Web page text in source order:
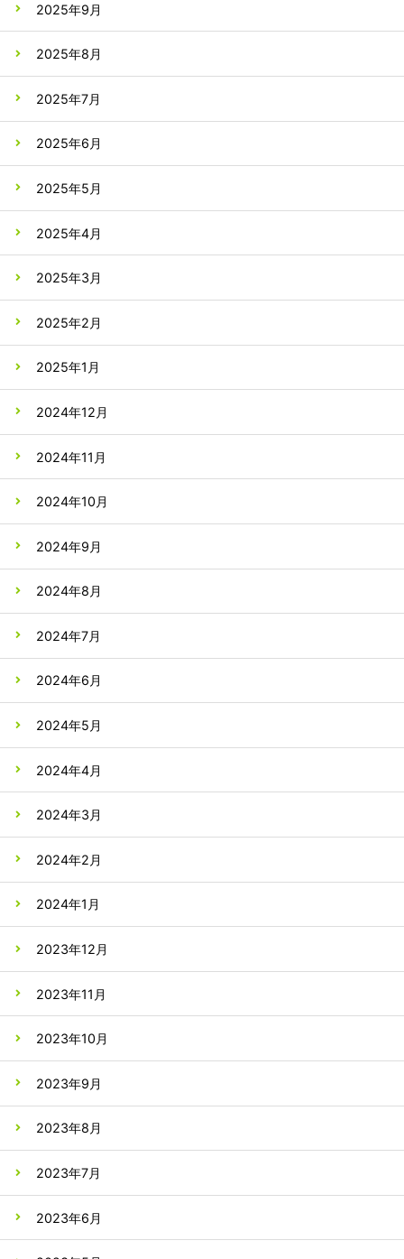
2025年9月
2025年8月
2025年7月
2025年6月
2025年5月
2025年4月
2025年3月
2025年2月
2025年1月
2024年12月
2024年11月
2024年10月
2024年9月
2024年8月
2024年7月
2024年6月
2024年5月
2024年4月
2024年3月
2024年2月
2024年1月
2023年12月
2023年11月
2023年10月
2023年9月
2023年8月
2023年7月
2023年6月